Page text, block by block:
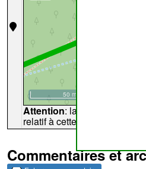
50 m
Attention: la carte peut ne
relatif à cette archive
Commentaires et